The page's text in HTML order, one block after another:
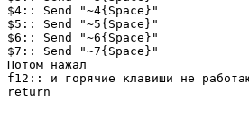
$4:: Send "~4{Space}"
$5:: Send "~5{Space}"
$6:: Send "~6{Space}"
$7:: Send "~7{Space}"
Потом нажал
f12:: и горячие клавиши не
return